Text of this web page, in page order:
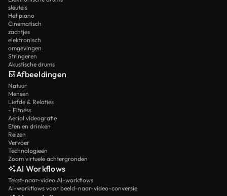
sleutels
Het piano
Cinematisch
zachtjes
elektronisch
omgevingen
Stringeren
Akustische drums
Afbeeldingen
Natuur
Mensen
Liefde & Relaties
- Fitness
Aerial videografie
Eten en drinken
Reizen
Vervoer
Technologieën
Zoom virtuele achtergronden
AI Workflows
Tekst-naar-video AI-workflows
AI-workflows voor beeld-naar-video-conversie